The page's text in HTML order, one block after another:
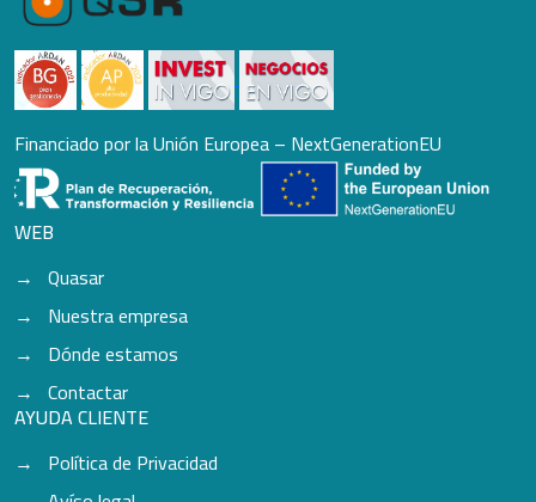
Financiado por la Unión Europea – NextGenerationEU
WEB
Quasar
Nuestra empresa
Dónde estamos
Contactar
AYUDA CLIENTE
Política de Privacidad